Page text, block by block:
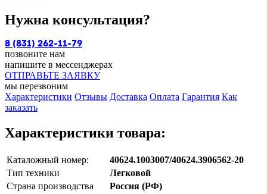
Нужна консультация?
8 (831) 262-11-79
позвоните нам
напишите в мессенджерах
ОТПРАВЬТЕ ЗАЯВКУ
мы перезвоним
Характеристики Отзывы Доставка Оплата Гарантия Как
заказать
Характеристики товара:
Каталожный номер:
40624.1003007/40624.3906562-20
Тип техники
Легковой
Страна производства
Россия (РФ)